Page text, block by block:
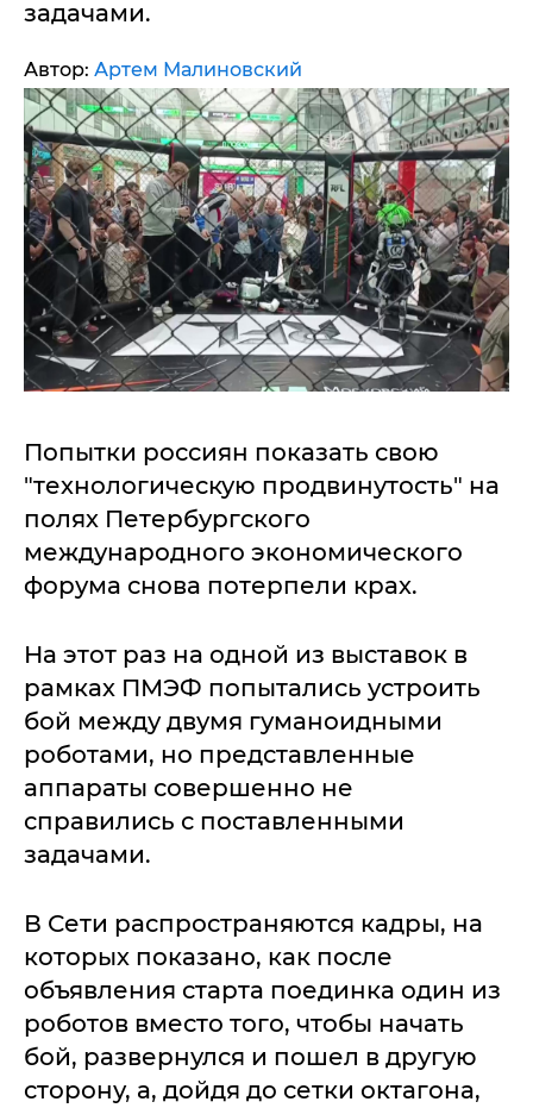
задачами.
Автор: Артем Малиновский
Попытки россиян показать свою
"технологическую продвинутость" на
полях Петербургского
международного экономического
форума снова потерпели крах.
На этот раз на одной из выставок в
рамках ПМЭФ попытались устроить
бой между двумя гуманоидными
роботами, но представленные
аппараты совершенно не
справились с поставленными
задачами.
В Сети распространяются кадры, на
которых показано, как после
объявления старта поединка один из
роботов вместо того, чтобы начать
бой, развернулся и пошел в другую
сторону, а, дойдя до сетки октагона,